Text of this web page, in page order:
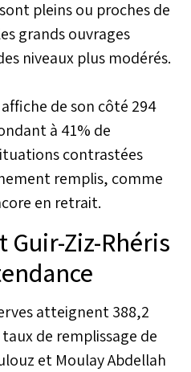
pleins ou proches de
grands ouvrages
niveaux plus modérés.
affiche de son côté 294
à 41% de
contrastées
remplis, comme
en retrait.
Guir-Ziz-Rhéris
atteignent 388,2
de remplissage de
et Moulay Abdellah